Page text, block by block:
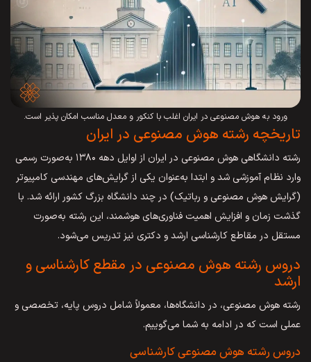
ورود به هوش مصنوعی در ایران اغلب با کنکور و معدل مناسب امکان پذیر است.
تاریخچه رشته هوش مصنوعی در ایران
رشته دانشگاهی هوش مصنوعی در ایران از اوایل دهه ۱۳۸۰ به‌صورت رسمی
وارد نظام آموزشی شد و ابتدا به‌عنوان یکی از گرایش‌های مهندسی کامپیوتر
(گرایش هوش مصنوعی و رباتیک) در چند دانشگاه بزرگ کشور ارائه شد. با
گذشت زمان و افزایش اهمیت فناوری‌های هوشمند، این رشته به‌صورت
مستقل در مقاطع کارشناسی ارشد و دکتری نیز تدریس می‌شود.
دروس رشته هوش مصنوعی در مقطع کارشناسی و
ارشد
رشته هوش مصنوعی، در دانشگاه‌ها، معمولاً شامل دروس پایه، تخصصی و
عملی است که در ادامه به شما می‌گوییم.
دروس رشته هوش مصنوعی کارشناسی